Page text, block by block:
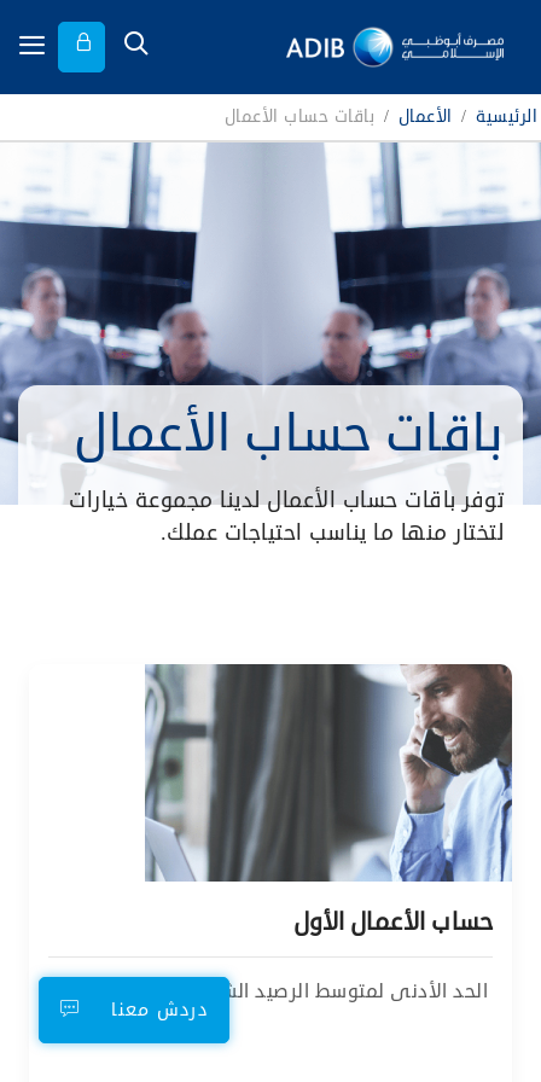
الرئيسية / الأعمال / باقات حساب الأعمال
باقات حساب الأعمال
توفر باقات حساب الأعمال لدينا مجموعة خيارات
لتختار منها ما يناسب احتياجات عملك.
حساب الأعمال الأول
الحد الأدنى لمتوسط الرصيد الشهري
دردش معنا